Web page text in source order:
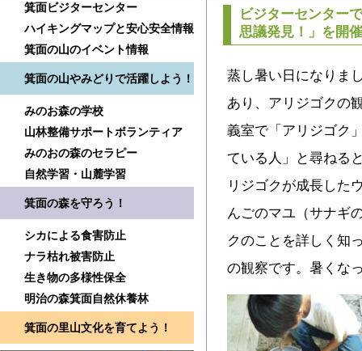
箕面ビジターセンター
ハイキングマップと安心安全情報
箕面の山のイベント情報
箕面の山やみどりで活躍しよう！
みのお森の学校
山林整備サポートボランティア
みのおの森のセラピー
自然学習・山麓学習
箕面の森を守ろう！
シカによる食害防止
ナラ枯れ被害防止
生き物の多様性保全
明治の森箕面自然休養林
箕面の里山文化を育てよう！
ビジターセンター
思議発見！」を開
蒸し暑い日になりま
あり、アリジゴクの
義室で「アリジゴク
ている人」と尋ねる
リジゴクが成長した
んごのマユ（サナギ
クのことを詳しく知
の観察です。暑くな